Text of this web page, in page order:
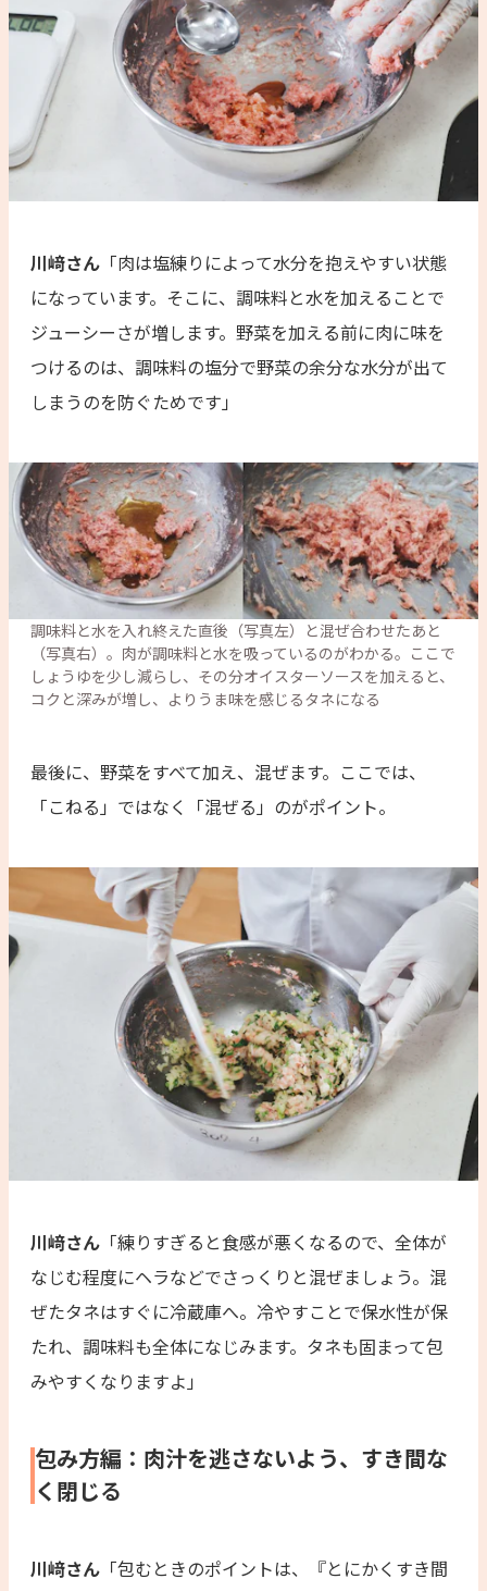
川﨑さん 「肉は塩練りによって水分を抱えやすい状態
になっています。そこに、調味料と水を加えることで
ジューシーさが増します。野菜を加える前に肉に味を
つけるのは、調味料の塩分で野菜の余分な水分が出て
しまうのを防ぐためです」
調味料と水を入れ終えた直後（写真左）と混ぜ合わせたあと
（写真右）。肉が調味料と水を吸っているのがわかる。ここで
しょうゆを少し減らし、その分オイスターソースを加えると、
最後に、野菜をすべて加え、混ぜます。ここでは、
「こねる」ではなく「混ぜる」のがポイント。
川﨑さん 「練りすぎると食感が悪くなるので、全体が
なじむ程度にヘラなどでさっくりと混ぜましょう。混
ぜたタネはすぐに冷蔵庫へ。冷やすことで保水性が保
たれ、調味料も全体になじみます。タネも固まって包
みやすくなりますよ」
包み方編：肉汁を逃さないよう、すき間な
く閉じる
川﨑さん 「包むときのポイントは、『とにかくすき間